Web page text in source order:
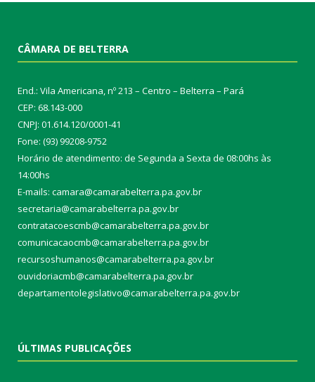
CÂMARA DE BELTERRA
End.: Vila Americana, nº 213 – Centro – Belterra – Pará
CEP: 68.143-000
CNPJ: 01.614.120/0001-41
Fone: (93) 99208-9752
Horário de atendimento: de Segunda a Sexta de 08:00hs às
14:00hs
E-mails: camara@camarabelterra.pa.gov.br
secretaria@camarabelterra.pa.gov.br
contratacoescmb@camarabelterra.pa.gov.br
comunicacaocmb@camarabelterra.pa.gov.br
recursoshumanos@camarabelterra.pa.gov.br
ouvidoriacmb@camarabelterra.pa.gov.br
departamentolegislativo@camarabelterra.pa.gov.br
ÚLTIMAS PUBLICAÇÕES